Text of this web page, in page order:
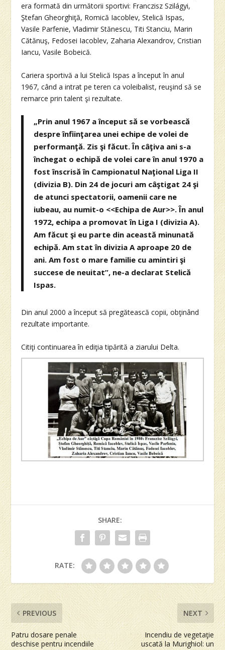
era formată din următorii sportivi: Franczisz Szilágyi,
Ştefan Gheorghiţă, Romică Iacoblev, Stelică Ispas,
Vasile Parfenie, Vladimir Stănescu, Titi Stanciu, Marin
Cătănuş, Fedosei Iacoblev, Zaharia Alexandrov, Cristian
Iancu, Vasile Bobeică.
Cariera sportivă a lui Stelică Ispas a început în anul
1967, când a intrat pe teren ca voleibalist, reuşind să se
remarce prin talent şi rezultate.
„Prin anul 1967 a început să se vorbească
despre înfiinţarea unei echipe de volei de
performanţă. Zis şi făcut. În câţiva ani s-a
închegat o echipă de volei care în anul 1970 a
fost înscrisă în Campionatul Naţional Liga II
(divizia B). Din 24 de jocuri am câştigat 24 şi
de atunci spectatorii, oamenii care ne
iubeau, au numit-o <<Echipa de Aur>>. În anul
1972, echipa a promovat în Liga I (divizia A).
Am făcut şi eu parte din această minunată
echipă. Am stat în divizia A aproape 20 de
ani. Am fost o mare familie cu amintiri şi
succese de neuitat”, ne-a declarat Stelică
Ispas.
Din anul 2000 a început să pregătească copii, obţinând
rezultate importante.
Citiţi continuarea în ediţia tipărită a ziarului Delta.
SHARE:
RATE:
PREVIOUS
Patru dosare penale
deschise pentru incendiile
NEXT
Incendiu de vegetaţie
uscată la Murighiol: un